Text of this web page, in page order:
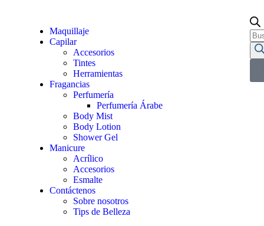
Maquillaje
Capilar
Accesorios
Tintes
Herramientas
Fragancias
Perfumería
Perfumería Árabe
Body Mist
Body Lotion
Shower Gel
Manicure
Acrílico
Accesorios
Esmalte
Contáctenos
Sobre nosotros
Tips de Belleza